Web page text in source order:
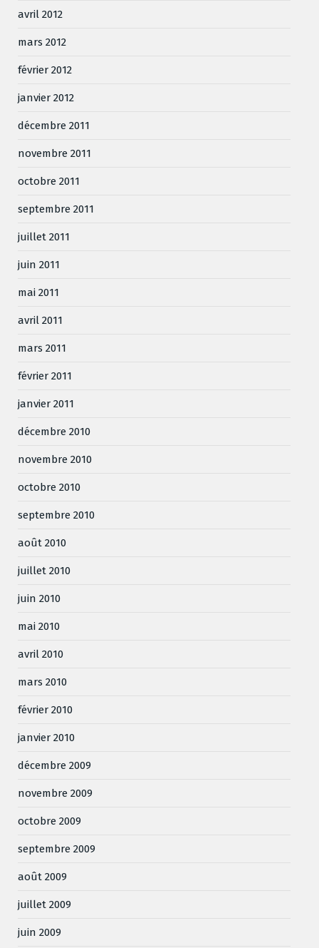
avril 2012
mars 2012
février 2012
janvier 2012
décembre 2011
novembre 2011
octobre 2011
septembre 2011
juillet 2011
juin 2011
mai 2011
avril 2011
mars 2011
février 2011
janvier 2011
décembre 2010
novembre 2010
octobre 2010
septembre 2010
août 2010
juillet 2010
juin 2010
mai 2010
avril 2010
mars 2010
février 2010
janvier 2010
décembre 2009
novembre 2009
octobre 2009
septembre 2009
août 2009
juillet 2009
juin 2009